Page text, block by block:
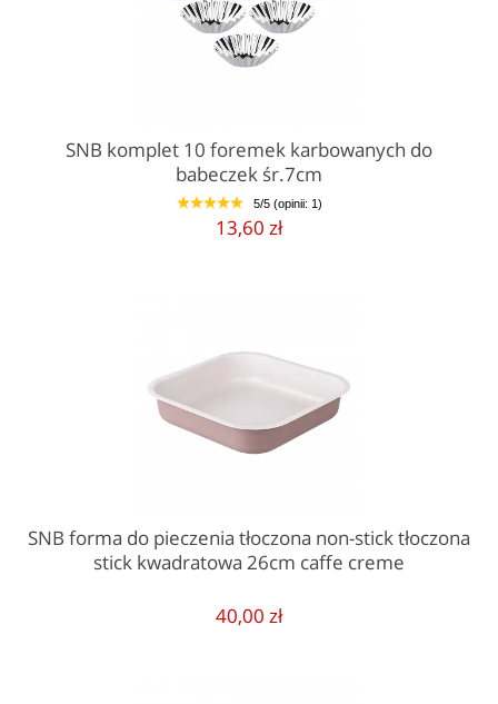
SNB komplet 10 foremek karbowanych do
babeczek śr.7cm
1 2 3 4 5 5/5 (opinii: 1)
13,60 zł
SNB forma do pieczenia tłoczona non-stick tłoczona
stick kwadratowa 26cm caffe creme
40,00 zł